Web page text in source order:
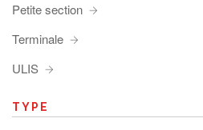
Petite section
Terminale
ULIS
TYPE